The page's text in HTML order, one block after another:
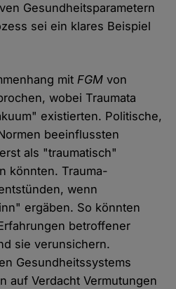
Gesundheitsparametern
sei ein klares Beispiel
mitFGM von
wobei Traumata
existierten. Politische,
beeinflussten
als "traumatisch"
könnten. Trauma-
wenn
ergäben. So könnten
betroffener
sie verunsichern.
Gesundheitssystems
auf Verdacht Vermutungen